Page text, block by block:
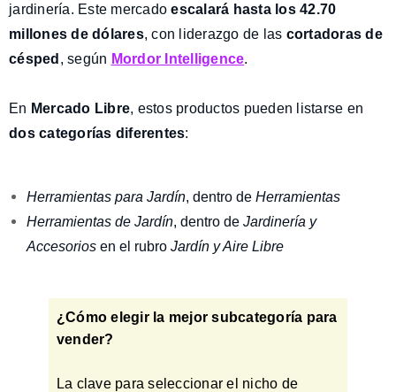
jardinería. Este mercadoescalará hasta los 42.70
millones de dólares, con liderazgo de las cortadoras de
césped , según Mordor Intelligence.
En Mercado Libre, estos productos pueden listarse en
dos categorías diferentes:
Herramientas para Jardín, dentro de Herramientas
Herramientas de Jardín, dentro de Jardinería y
Accesorios en el rubro Jardín y Aire Libre
¿Cómo elegir la mejor subcategoría para
vender?
La clave para seleccionar el nicho de